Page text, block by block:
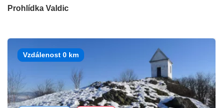
Prohlídka Valdic
Vzdálenost 0 km